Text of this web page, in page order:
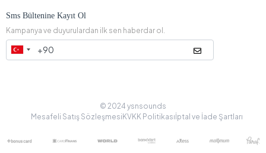
Sms Bültenine Kayıt Ol
Kampanya ve duyurulardan ilk sen haberdar ol.
© 2024 ysnsounds
Mesafeli Satış Sözleşmesi KVKK Politikasıİptal ve İade Şartları